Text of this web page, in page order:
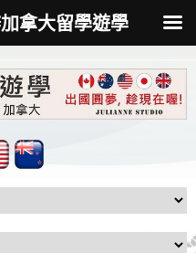
拿大留學遊學